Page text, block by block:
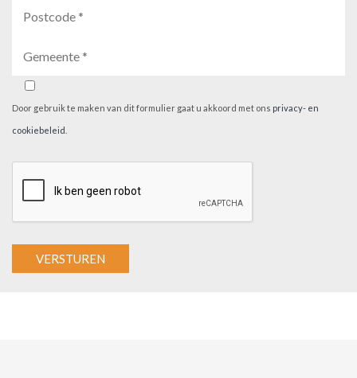
Door gebruik te maken van dit formulier gaat u akkoord met ons privacy- en
cookiebeleid